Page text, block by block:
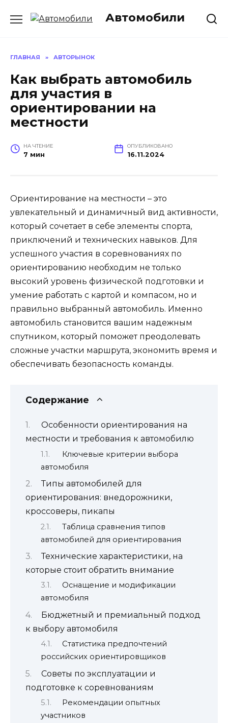
Автомобили
ГЛАВНАЯ » АВТОРЫНОК
Как выбрать автомобиль
для участия в
ориентировании на
местности
НА ЧТЕНИЕ
7 мин
ОПУБЛИКОВАНО
16.11.2024
Ориентирование на местности – это
увлекательный и динамичный вид активности,
который сочетает в себе элементы спорта,
приключений и технических навыков. Для
успешного участия в соревнованиях по
ориентированию необходим не только
высокий уровень физической подготовки и
умение работать с картой и компасом, но и
правильно выбранный автомобиль. Именно
автомобиль становится вашим надежным
спутником, который поможет преодолевать
сложные участки маршрута, экономить время и
обеспечивать безопасность команды.
Содержание
Особенности ориентирования на
местности и требования к автомобилю
Ключевые критерии выбора
автомобиля
Типы автомобилей для
ориентирования: внедорожники,
кроссоверы, пикапы
Таблица сравнения типов
автомобилей для ориентирования
Технические характеристики, на
которые стоит обратить внимание
Оснащение и модификации
автомобиля
Бюджетный и премиальный подход
к выбору автомобиля
Статистика предпочтений
российских ориентировщиков
Советы по эксплуатации и
подготовке к соревнованиям
Рекомендации опытных
участников